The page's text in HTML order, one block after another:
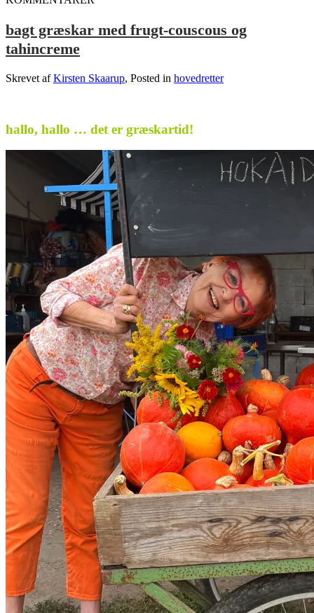
bagt græskar med frugt-couscous og
tahincreme
Skrevet afKirsten Skaarup, Posted in hovedretter
hallo, hallo … det er græskartid!